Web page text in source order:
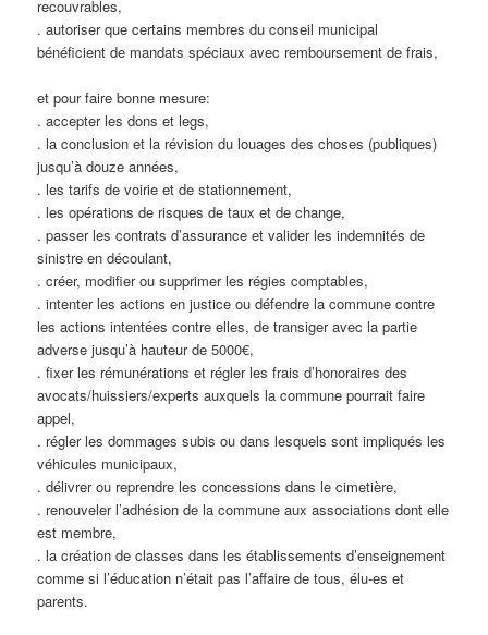
recouvrables,
. autoriser que certains membres du conseil municipal
bénéficient de mandats spéciaux avec remboursement de frais,
et pour faire bonne mesure:
. accepter les dons et legs,
. la conclusion et la révision du louages des choses (publiques)
jusqu’à douze années,
. les tarifs de voirie et de stationnement,
. les opérations de risques de taux et de change,
. passer les contrats d’assurance et valider les indemnités de
sinistre en découlant,
. créer, modifier ou supprimer les régies comptables,
. intenter les actions en justice ou défendre la commune contre
les actions intentées contre elles, de transiger avec la partie
adverse jusqu’à hauteur de 5000€,
. fixer les rémunérations et régler les frais d’honoraires des
avocats/huissiers/experts auxquels la commune pourrait faire
appel,
. régler les dommages subis ou dans lesquels sont impliqués les
véhicules municipaux,
. délivrer ou reprendre les concessions dans le cimetière,
. renouveler l’adhésion de la commune aux associations dont elle
est membre,
. la création de classes dans les établissements d’enseignement
comme si l’éducation n’était pas l’affaire de tous, élu-es et
parents.